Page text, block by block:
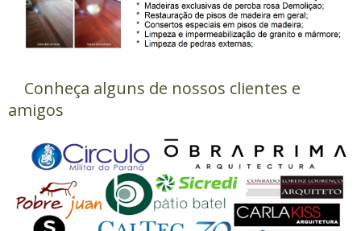
Conheça alguns de nossos clientes e
amigos